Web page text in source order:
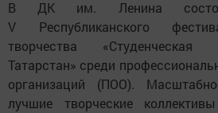
В ДК им. Ленина
V Республиканского
творчества «Студенческая
Татарстан» среди
организаций (ПОО).
лучшие творческие